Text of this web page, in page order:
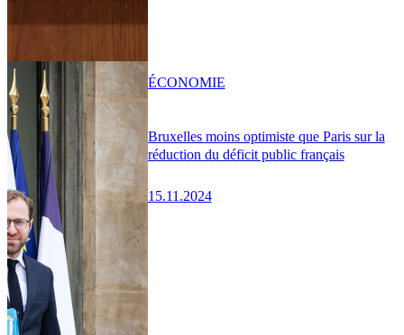
Bruxelles moins optimiste que Paris sur la
réduction du déficit public français
15.11.2024
ÉCONOMIE